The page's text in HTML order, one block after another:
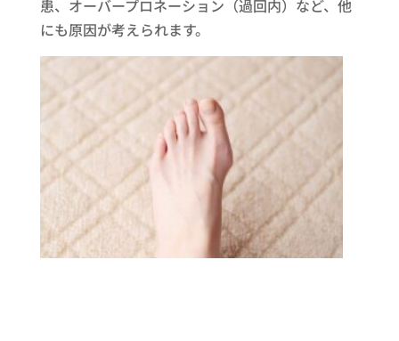
患、オーバープロネーション（過回内）など、他
にも原因が考えられます。